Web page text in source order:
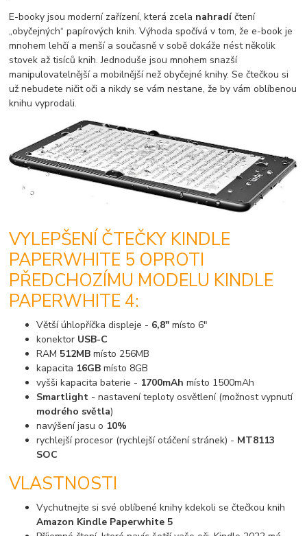
E-booky jsou moderní zařízení, která zcela nahradíčtení
„obyčejných“ papírových knih. Výhoda spočívá v tom, že e-book je
mnohem lehčí a menší a současně v sobě dokáže nést několik
stovek až tisíců knih. Jednoduše jsou mnohem snazší
manipulovatelnější a mobilnější než obyčejné knihy. Se čtečkou si
už nebudete ničit oči a nikdy se vám nestane, že by vám oblíbenou
knihu vyprodali.
VYLEPŠENÍ ČTEČKY KINDLE
PAPERWHITE 5 OPROTI
PŘEDCHOZÍMU MODELU KINDLE
PAPERWHITE 4:
Větší úhlopříčka displeje - 6,8" místo 6"
konektor USB-C
RAM 512MB místo 256MB
kapacita 16GB místo 8GB
vyšši kapacita baterie - 1700mAh místo 1500mAh
Smartlight - nastavení teploty osvětlení (možnost vypnutí
modrého světla)
navýšení jasu o 10%
rychlejší procesor (rychlejší otáčení stránek) - MT8113
SOC
VLASTNOSTI
Vychutnejte si své oblíbené knihy kdekoli se čtečkou knih
Amazon Kindle Paperwhite 5